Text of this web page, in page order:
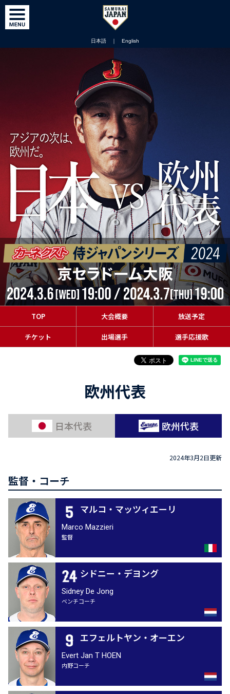
日本語 ｜ English
TOP 大会概要 放送予定
チケット 出場選手 選手応援歌
欧州代表
日本代表 欧州代表
2024年3月2日更新
監督・コーチ
マルコ・マッツィエーリ
Marco Mazzieri
監督
シドニー・デヨング
Sidney De Jong
ベンチコーチ
エフェルトヤン・オーエン
Evert Jan T HOEN
内野コーチ